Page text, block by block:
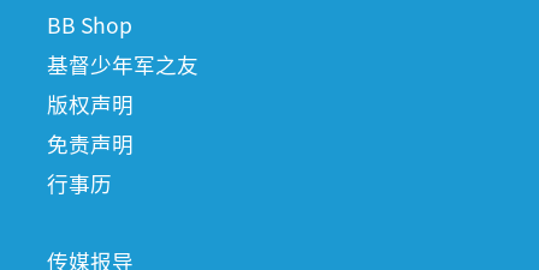
BB Shop
基督少年军之友
版权声明
免责声明
行事历
传媒报导